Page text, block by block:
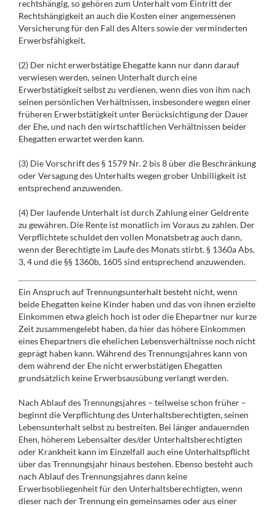
rechtshängig, so gehören zum Unterhalt vom Eintritt der
Rechtshängigkeit an auch die Kosten einer angemessenen
Versicherung für den Fall des Alters sowie der verminderten
Erwerbsfähigkeit.
(2) Der nicht erwerbstätige Ehegatte kann nur dann darauf
verwiesen werden, seinen Unterhalt durch eine
Erwerbstätigkeit selbst zu verdienen, wenn dies von ihm nach
seinen persönlichen Verhältnissen, insbesondere wegen einer
früheren Erwerbstätigkeit unter Berücksichtigung der Dauer
der Ehe, und nach den wirtschaftlichen Verhältnissen beider
Ehegatten erwartet werden kann.
(3) Die Vorschrift des § 1579 Nr. 2 bis 8 über die Beschränkung
oder Versagung des Unterhalts wegen grober Unbilligkeit ist
entsprechend anzuwenden.
(4) Der laufende Unterhalt ist durch Zahlung einer Geldrente
zu gewähren. Die Rente ist monatlich im Voraus zu zahlen. Der
Verpflichtete schuldet den vollen Monatsbetrag auch dann,
wenn der Berechtigte im Laufe des Monats stirbt. § 1360a Abs.
3, 4 und die §§ 1360b, 1605 sind entsprechend anzuwenden.
Ein Anspruch auf Trennungsunterhalt besteht nicht, wenn
beide Ehegatten keine Kinder haben und das von ihnen erzielte
Einkommen etwa gleich hoch ist oder die Ehepartner nur kurze
Zeit zusammengelebt haben, da hier das höhere Einkommen
eines Ehepartners die ehelichen Lebensverhältnisse noch nicht
geprägt haben kann. Während des Trennungsjahres kann von
dem während der Ehe nicht erwerbstätigen Ehegatten
grundsätzlich keine Erwerbsausübung verlangt werden.
Nach Ablauf des Trennungsjahres – teilweise schon früher –
beginnt die Verpflichtung des Unterhaltsberechtigten, seinen
Lebensunterhalt selbst zu bestreiten. Bei länger andauernden
Ehen, höherem Lebensalter des/der Unterhaltsberechtigten
oder Krankheit kann im Einzelfall auch eine Unterhaltspflicht
über das Trennungsjahr hinaus bestehen. Ebenso besteht auch
nach Ablauf des Trennungsjahres dann keine
Erwerbsobliegenheit für den Unterhaltsberechtigten, wenn
dieser nach der Trennung ein gemeinsames oder aus einer